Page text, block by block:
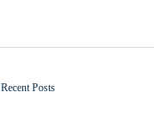
Recent Posts